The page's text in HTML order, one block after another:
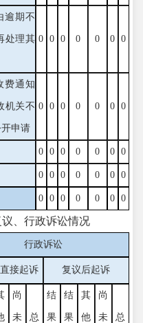
逾期不
处理其 0 0 0 0 0 0 0
费通知
机关不
申请
0 0 0 0 0 0 0
0 0 0 0 0 0 0
0 0 0 0 0 0 0
0 0 0 0 0 0 0
、行政诉讼情况
行政诉讼
接起诉 复议后起诉
尚
未 总
结
果
结
果
其
他
尚
未 总